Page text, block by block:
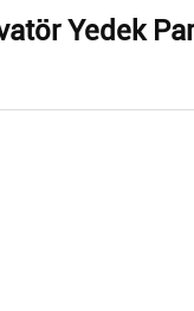
Yedek